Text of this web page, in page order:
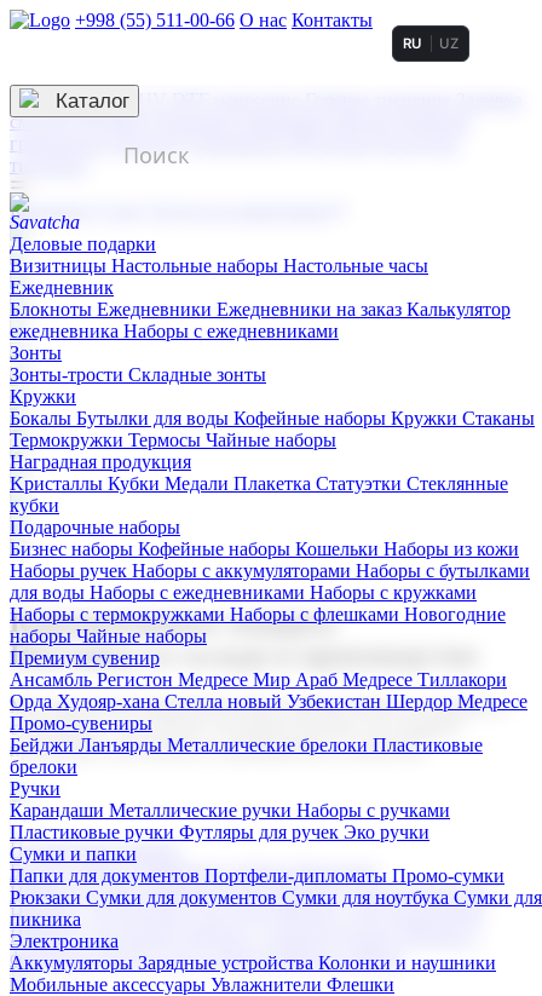
+998 (55) 511-00-66 О нас Контакты
3D гравировка
смолой (Doming)
гравировка твердая
тиснение
RU UZ
☰
Контакты
Каталог
Деловые подарки
Визитницы Настольные наборы Настольные часы
Ежедневник
Блокноты Ежедневники Ежедневники на заказ Калькулятор
ежедневника Наборы с ежедневниками
Зонты
Зонты-трости Складные зонты
Кружки
Бокалы Бутылки для воды Кофейные наборы Кружки Стаканы
Термокружки Термосы Чайные наборы
Наградная продукция
Kристаллы Кубки Медали Плакетка Статуэтки Стеклянные
кубки
Подарочные наборы
Бизнес наборы Кофейные наборы Кошельки Наборы из кожи
Наборы ручек Наборы с аккумуляторами Наборы с бутылками
для воды Наборы с ежедневниками Наборы с кружками
Наборы с термокружками Наборы с флешками Новогодние
наборы Чайные наборы
Премиум сувенир
Ансамбль Регистон Медресе Мир Араб Медресе Тиллакори
Орда Худояр-хана Стелла новый Узбекистан Шердор Медресе
Промо-сувениры
Бейджи Ланъярды Металлические брелоки Пластиковые
брелоки
Ручки
Карандаши Металлические ручки Наборы с ручками
Пластиковые ручки Футляры для ручек Эко ручки
Сумки и папки
Папки для документов Портфели-дипломаты Промо-сумки
Рюкзаки Сумки для документов Сумки для ноутбука Сумки для
пикника
Электроника
Аккумуляторы Зарядные устройства Колонки и наушники
Мобильные аксессуары Увлажнители Флешки
Корпоративные подарки
Поставка со склада и производство
Мы предлагаем широкий выбор корпоративных подарков и
сувениров с логотипом. В нашем каталоге вы найдете
продукцию для бизнеса, мероприятия и клиентов.
Подарочные наборы
Бизнес наборыКофейные наборы Кошельки
Наборы из кожиНаборы ручекНаборы с аккумуляторами
Наборы с бутылками для воды
Наборы с ежедневниками
Наборы с кружками
флешкамиНовогодние наборыЧайные наборы